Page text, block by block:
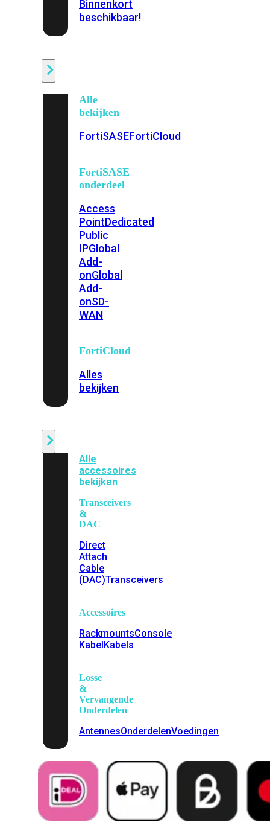
Binnenkort
beschikbaar!
Alle
bekijken
FortiSASEFortiCloud
FortiSASE
onderdeel
Access
PointDedicated
Public
IPGlobal
Add-
onGlobal
Add-
onSD-
WAN
FortiCloud
Alles
bekijken
Alle
accessoires
bekijken
Transceivers
&
DAC
Direct
Attach
Cable
(DAC)Transceivers
Accessoires
RackmountsConsole
KabelKabels
Losse
&
Vervangende
Onderdelen
AntennesOnderdelenVoedingen